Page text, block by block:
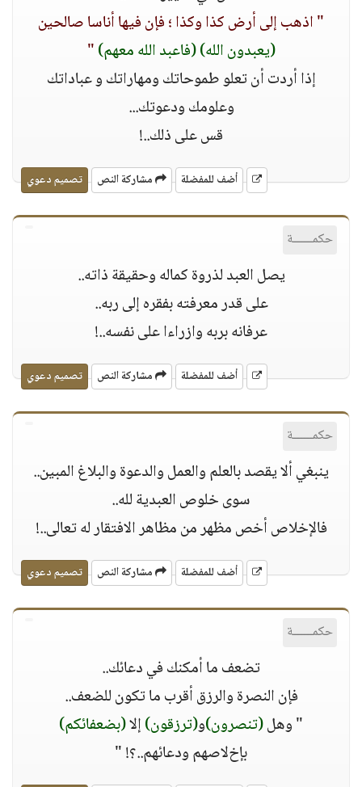
" اذهب إلى أرض كذا وكذا ؛ فإن فيها أناسا صالحين
(يعبدون الله)(فاعبد الله معهم)"
إذا أردت أن تعلو طموحاتك ومهاراتك و عباداتك
وعلومك ودعوتك...
قس على ذلك..!
أضف للمفضلة مشاركة النص تصميم دعوي
حكمــــــة
يصل العبد لذروة كماله وحقيقة ذاته..
على قدر معرفته بفقره إلى ربه..
عرفانه بربه وازراءا على نفسه..!
أضف للمفضلة مشاركة النص تصميم دعوي
حكمــــــة
ينبغي أﻻ يقصد بالعلم والعمل والدعوة والبلاغ المبين..
سوى خلوص العبدية لله..
فاﻹخلاص أخص مظهر من مظاهر اﻻفتقار له تعالى..!
أضف للمفضلة مشاركة النص تصميم دعوي
حكمــــــة
تضعف ما أمكنك في دعائك..
فإن النصرة والرزق أقرب ما تكون للضعف..
" وهل(تنصرون)و(ترزقون)إﻻ(بضعفائكم)
بإخﻻصهم ودعائهم..؟! "